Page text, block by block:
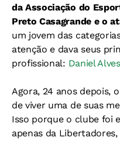
da Associação do
Preto Casagrande e o
um jovem das
atenção e dava seus
profissional: Daniel
Agora, 24 anos depois,
de viver uma de suas
Isso porque o clube foi
apenas da